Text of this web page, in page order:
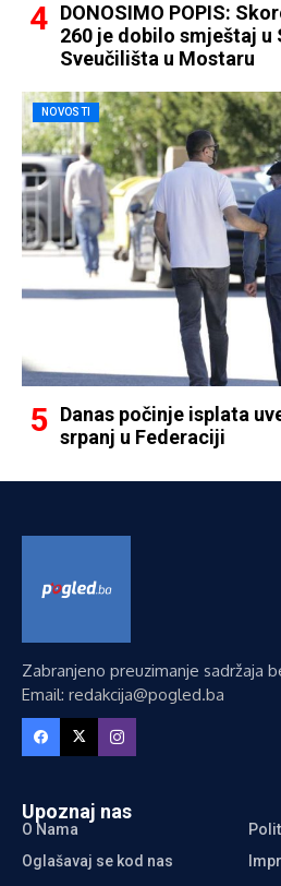
DONOSIMO POPIS:
260 je dobilo smještaj
Sveučilišta u Mostaru
NOVOSTI
Danas počinje isplata
srpanj u Federaciji
Zabranjeno preuzimanje sadržaja
Email: redakcija@pogled.ba
Upoznaj nas
O Nama
Oglašavaj se kod nas